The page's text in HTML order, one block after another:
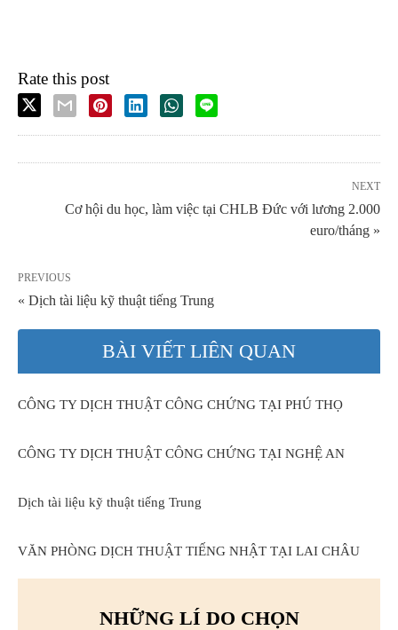
Rate this post
NEXT
Cơ hội du học, làm việc tại CHLB Đức với lương 2.000
euro/tháng »
PREVIOUS
« Dịch tài liệu kỹ thuật tiếng Trung
BÀI VIẾT LIÊN QUAN
CÔNG TY DỊCH THUẬT CÔNG CHỨNG TẠI PHÚ THỌ
CÔNG TY DỊCH THUẬT CÔNG CHỨNG TẠI NGHỆ AN
Dịch tài liệu kỹ thuật tiếng Trung
VĂN PHÒNG DỊCH THUẬT TIẾNG NHẬT TẠI LAI CHÂU
NHỮNG LÍ DO CHỌN